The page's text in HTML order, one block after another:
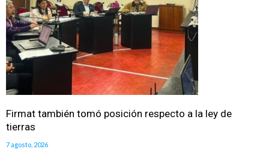
Firmat también tomó posición respecto a la ley de
tierras
7 agosto, 2026